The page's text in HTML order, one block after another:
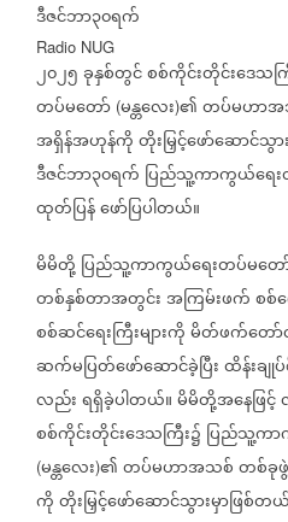
ဒီဇင်ဘာ၃၀ရက်
Radio NUG
၂၀၂၅ခုနှစ်တွင်စစ်ကိုင်းတိုင်းဒေသက
တပ်မတော် (မန္တလေး)၏တပ်မဟာ
အရှိန်အဟုန်ကိုတိုးမြှင့်ဖော်ဆောင်သွာ
ဒီဇင်ဘာ၃၀ရက် ပြည်သူ့ကာကွယ်ရေ
ထုတ်ပြန်ဖော်ပြပါတယ်။
မိမိတို့ပြည်သူ့ကာကွယ်ရေးတပ်မတေ
တစ်နှစ်တာအတွင်းအကြမ်းဖက်စစ်
စစ်ဆင်ရေးကြီးများကိုမိတ်ဖက်တော်
ဆက်မပြတ်ဖော်ဆောင်ခဲ့ပြီးထိန်းချု
လည်းရရှိခဲ့ပါတယ်။မိမိတို့အနေဖြင့်
စစ်ကိုင်းတိုင်းဒေသကြီး၌ ပြည်သူ့က
(မန္တလေး)၏တပ်မဟာအသစ်တစ်ခု
ကိုတိုးမြှင့်ဖော်ဆောင်သွားမှာဖြစ်